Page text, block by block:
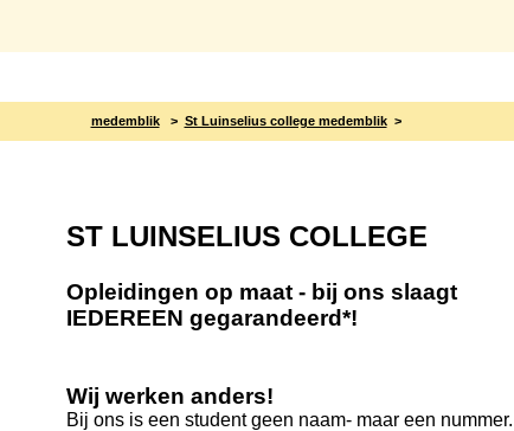
medemblik > St Luinselius college medemblik>
ST LUINSELIUS COLLEGE
Opleidingen op maat - bij ons slaagt
IEDEREEN gegarandeerd*!
Wij werken anders!
Bij ons is een student geen naam- maar een nummer.